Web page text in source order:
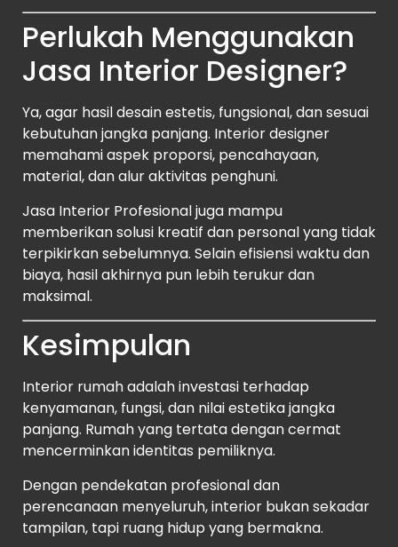
Perlukah Menggunakan
Jasa Interior Designer?
Ya, agar hasil desain estetis, fungsional, dan sesuai
kebutuhan jangka panjang. Interior designer
memahami aspek proporsi, pencahayaan,
material, dan alur aktivitas penghuni.
Jasa Interior Profesional juga mampu
memberikan solusi kreatif dan personal yang tidak
terpikirkan sebelumnya. Selain efisiensi waktu dan
biaya, hasil akhirnya pun lebih terukur dan
maksimal.
Kesimpulan
Interior rumah adalah investasi terhadap
kenyamanan, fungsi, dan nilai estetika jangka
panjang. Rumah yang tertata dengan cermat
mencerminkan identitas pemiliknya.
Dengan pendekatan profesional dan
perencanaan menyeluruh, interior bukan sekadar
tampilan, tapi ruang hidup yang bermakna.